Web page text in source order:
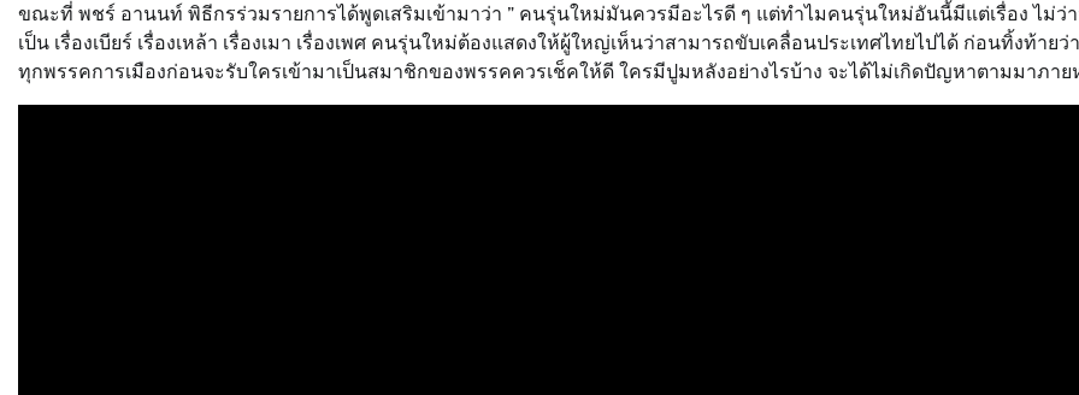
ขณะที่ พชร์ อานนท์ พิธีกรร่วมรายการได้พูดเสริมเข้ามาว่า ” คนรุ่นใหม่มันควรมีอะไรดี ๆ แต่ทำไมคนรุ่นใหม่อันนี้มีแต่เรื่อง ไม่ว่า
เป็น เรื่องเบียร์ เรื่องเหล้า เรื่องเมา เรื่องเพศ คนรุ่นใหม่ต้องแสดงให้ผู้ใหญ่เห็นว่าสามารถขับเคลื่อนประเทศไทยไปได้ ก่อนทิ้งท้ายว่า
ทุกพรรคการเมืองก่อนจะรับใครเข้ามาเป็นสมาชิกของพรรคควรเช็คให้ดี ใครมีปูมหลังอย่างไรบ้าง จะได้ไม่เกิดปัญหาตามมาภาย